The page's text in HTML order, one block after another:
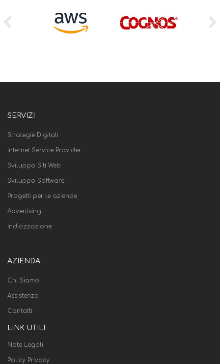
SERVIZI
Strategie Digitali
Internet Service Provider
Sviluppo Siti Web
Sviluppo Software
Progetti per le aziende
Advertising
Indicizzazione
AZIENDA
Chi Siamo
Assistenza
Contatti
LINK UTILI
Note Legali
Policy Privacy